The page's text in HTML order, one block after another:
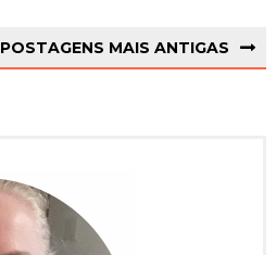
POSTAGENS MAIS ANTIGAS